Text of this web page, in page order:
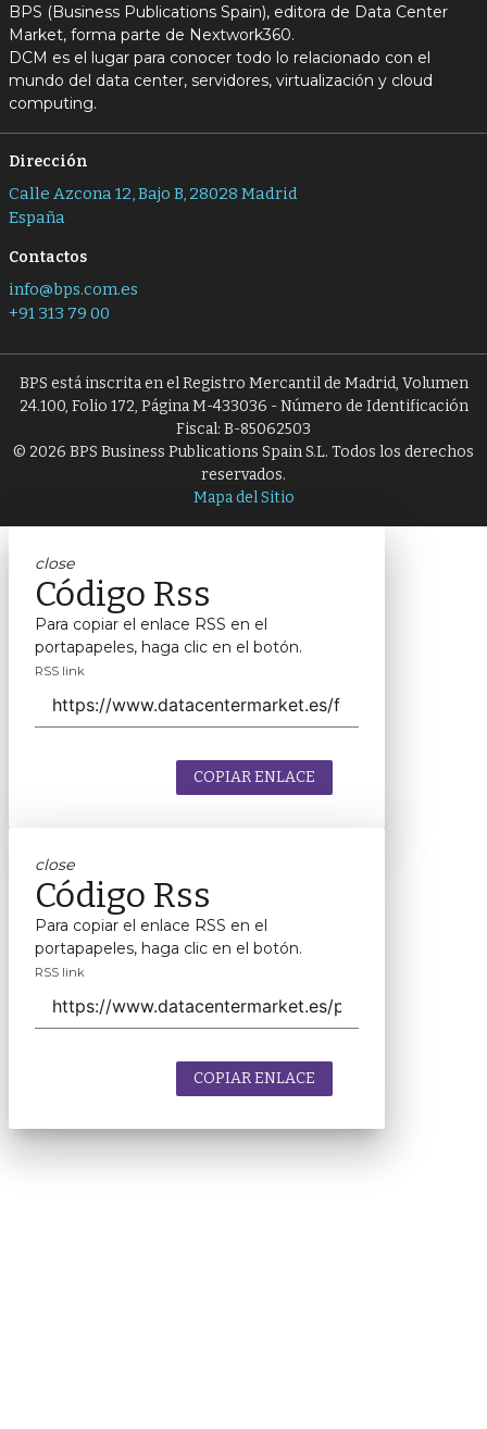
BPS (Business Publications Spain), editora de Data Center
Market, forma parte de Nextwork360.
DCM es el lugar para conocer todo lo relacionado con el
mundo del data center, servidores, virtualización y cloud
computing.
Dirección
Calle Azcona 12, Bajo B, 28028 Madrid
España
Contactos
info@bps.com.es
+91 313 79 00
BPS está inscrita en el Registro Mercantil de Madrid, Volumen
24.100, Folio 172, Página M-433036 - Número de Identificación
Fiscal: B-85062503
© 2026 BPS Business Publications Spain S.L. Todos los derechos
reservados.
Mapa del Sitio
close
Código Rss
Para copiar el enlace RSS en el
portapapeles, haga clic en el botón.
RSS link
COPIAR ENLACE
close
Código Rss
Para copiar el enlace RSS en el
portapapeles, haga clic en el botón.
RSS link
COPIAR ENLACE